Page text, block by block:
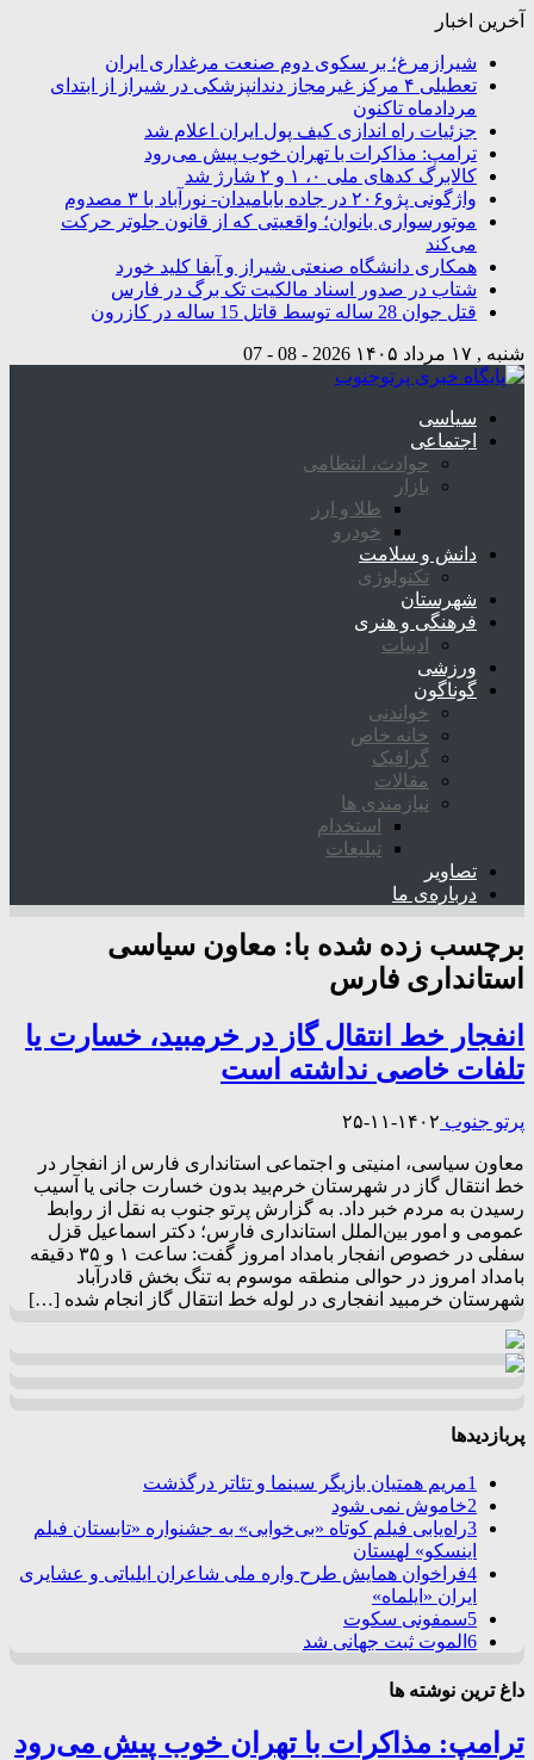
آخرین اخبار
شیرازمرغ؛ بر سکوی دوم صنعت مرغداری ایران
تعطیلی ۴ مرکز غیرمجاز دندانپزشکی در شیراز از ابتدای
مردادماه تاکنون
جزئیات راه اندازی کیف پول ایران اعلام شد
ترامپ: مذاکرات با تهران خوب پیش می‌رود
کالابرگ کدهای ملی ۰، ۱ و ۲ شارژ شد
واژگونی پژو۲۰۶ در جاده بابامیدان- نورآباد با ۳ مصدوم
موتورسواری بانوان؛ واقعیتی که از قانون جلوتر حرکت
می‌کند
همکاری دانشگاه صنعتی شیراز و آبفا کلید خورد
شتاب در صدور اسناد مالکیت تک برگ در فارس
قتل جوان 28 ساله توسط قاتل 15 ساله در کازرون
شنبه , ۱۷ مرداد ۱۴۰۵ 2026 - 08 - 07
سیاسی
اجتماعی
حوادث، انتظامی
بازار
طلا و ارز
خودرو
دانش و سلامت
تکنولوژی
شهرستان
فرهنگی و هنری
ادبیات
ورزشی
گوناگون
خواندنی
خانه خاص
گرافیک
مقالات
نیازمندی ها
استخدام
تبلیغات
تصاویر
درباره‌ی ما
برچسب زده شده با: معاون سیاسی
استانداری فارس
انفجار خط انتقال گاز در خرمبید، خسارت یا
تلفات خاصی نداشته است
پرتو جنوب ۱۴۰۲-۱۱-۲۵
معاون سیاسی، امنیتی و اجتماعی استانداری فارس از انفجار در
خط انتقال گاز در شهرستان خرم‌بید بدون خسارت جانی یا آسیب
رسیدن به مردم خبر داد. به گزارش پرتو جنوب به نقل از روابط
عمومی و امور بین‌الملل استانداری فارس؛ دکتر اسماعیل قزل
سفلی در خصوص انفجار بامداد امروز گفت: ساعت ۱ و ۳۵ دقیقه
بامداد امروز در حوالی منطقه موسوم به تنگ بخش قادرآباد
شهرستان خرمبید انفجاری در لوله خط انتقال گاز انجام شده […]
پربازدیدها
1مریم همتیان بازیگر سینما و تئاتر درگذشت
2خاموش نمی شود
3راه‌یابی فیلم کوتاه «بی‌خوابی» به جشنواره «تابستان فیلم
اینسکو» لهستان
4فراخوان همایش طرح واره ملی شاعران ایلیاتی و عشایری
ایران «ایلماه»
5سمفونی سکوت
6 الموت ثبت جهانی شد
داغ ترین نوشته ها
ترامپ: مذاکرات با تهران خوب پیش می‌رود